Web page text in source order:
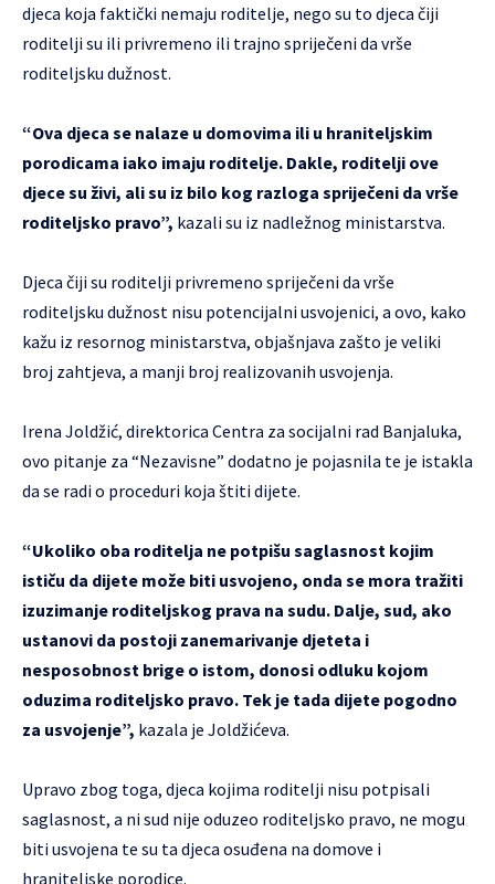
djeca koja faktički nemaju roditelje, nego su to djeca čiji
roditelji su ili privremeno ili trajno spriječeni da vrše
roditeljsku dužnost.
“Ova djeca se nalaze u domovima ili u hraniteljskim
porodicama iako imaju roditelje. Dakle, roditelji ove
djece su živi, ali su iz bilo kog razloga spriječeni da vrše
roditeljsko pravo”, kazali su iz nadležnog ministarstva.
Djeca čiji su roditelji privremeno spriječeni da vrše
roditeljsku dužnost nisu potencijalni usvojenici, a ovo, kako
kažu iz resornog ministarstva, objašnjava zašto je veliki
broj zahtjeva, a manji broj realizovanih usvojenja.
Irena Joldžić, direktorica Centra za socijalni rad Banjaluka,
ovo pitanje za “Nezavisne” dodatno je pojasnila te je istakla
da se radi o proceduri koja štiti dijete.
“Ukoliko oba roditelja ne potpišu saglasnost kojim
ističu da dijete može biti usvojeno, onda se mora tražiti
izuzimanje roditeljskog prava na sudu. Dalje, sud, ako
ustanovi da postoji zanemarivanje djeteta i
nesposobnost brige o istom, donosi odluku kojom
oduzima roditeljsko pravo. Tek je tada dijete pogodno
za usvojenje”, kazala je Joldžićeva.
Upravo zbog toga, djeca kojima roditelji nisu potpisali
saglasnost, a ni sud nije oduzeo roditeljsko pravo, ne mogu
biti usvojena te su ta djeca osuđena na domove i
hraniteljske porodice.